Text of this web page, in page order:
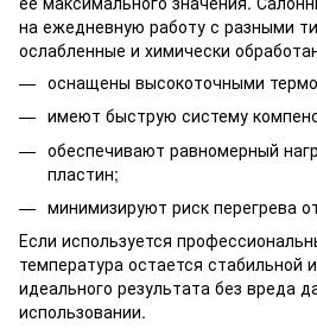
на ежедневную работу с разными
ослабленные и химически
оснащены высокоточными
имеют быструю систему
обеспечивают равномерный
пластин;
минимизируют риск перегрева
Если используется
температура остается стабильной
идеального результата без вреда
использовании.